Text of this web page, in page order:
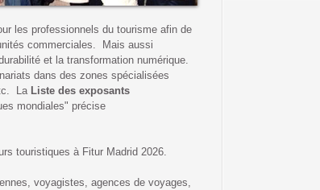
les professionnels du tourisme afin de
commerciales. Mais aussi
et la transformation numérique.
dans des zones spécialisées
La Liste des exposants
mondiales" précise
touristiques à Fitur Madrid 2026.
voyagistes, agences de voyages,